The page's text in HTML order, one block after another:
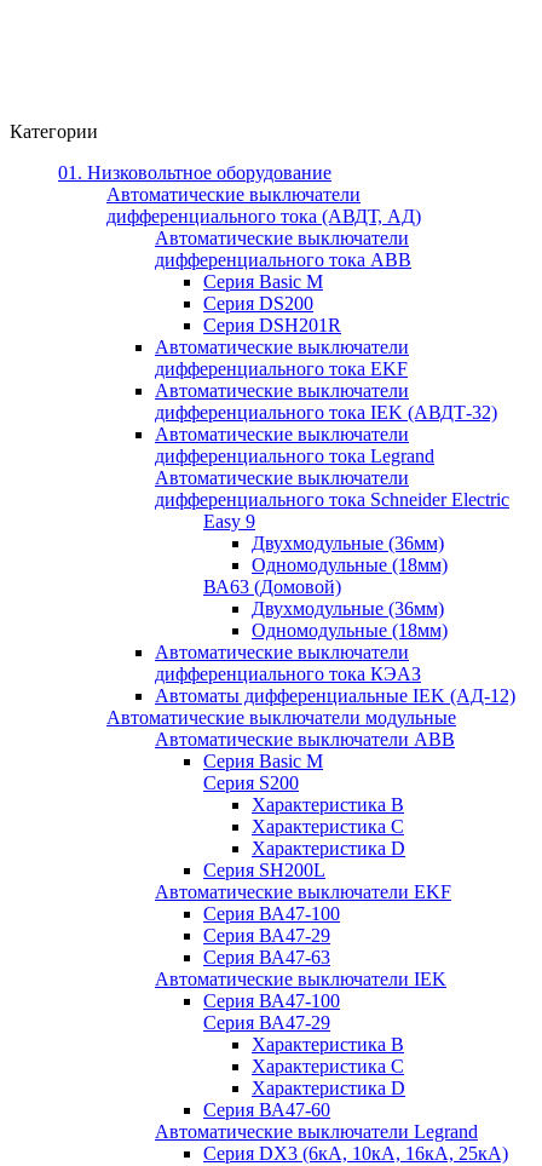
Категории
01. Низковольтное оборудование
Автоматические выключатели
дифференциального тока (АВДТ, АД)
Автоматические выключатели
дифференциального тока ABB
Серия Basic M
Серия DS200
Серия DSH201R
Автоматические выключатели
дифференциального тока EKF
Автоматические выключатели
дифференциального тока IEK (АВДТ-32)
Автоматические выключатели
дифференциального тока Legrand
Автоматические выключатели
дифференциального тока Schneider Electric
Easy 9
Двухмодульные (36мм)
Одномодульные (18мм)
ВА63 (Домовой)
Двухмодульные (36мм)
Одномодульные (18мм)
Автоматические выключатели
дифференциального тока КЭАЗ
Автоматы дифференциальные IEK (АД-12)
Автоматические выключатели модульные
Автоматические выключатели ABB
Серия Basic M
Серия S200
Характеристика B
Характеристика C
Характеристика D
Серия SH200L
Автоматические выключатели EKF
Серия ВА47-100
Серия ВА47-29
Серия ВА47-63
Автоматические выключатели IEK
Серия ВА47-100
Серия ВА47-29
Характеристика B
Характеристика C
Характеристика D
Серия ВА47-60
Автоматические выключатели Legrand
Серия DX3 (6кА, 10кА, 16кА, 25кА)